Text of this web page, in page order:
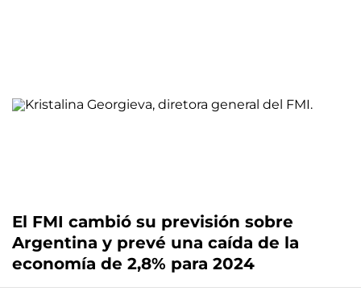
El FMI cambió su previsión sobre
Argentina y prevé una caída de la
economía de 2,8% para 2024